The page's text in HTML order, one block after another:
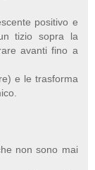
positivo e
tizio sopra la
avanti fino a
e le trasforma
non sono mai